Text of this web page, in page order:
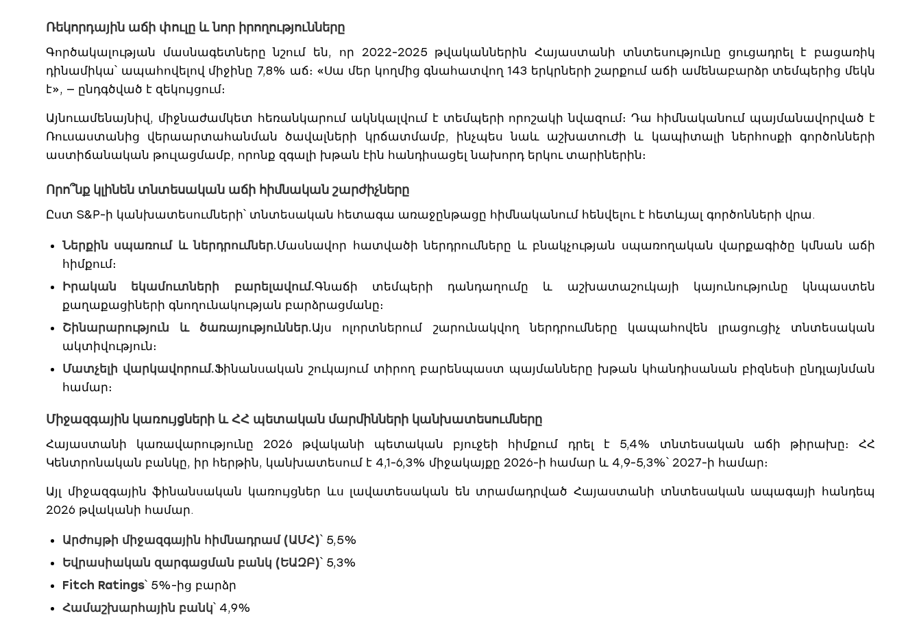
Ռեկորդային աճի փուլը և նոր իրողությունները
Գործակալության մասնագետները նշում են, որ 2022-2025 թվականներին Հայաստանի տնտեսությունը ցուցադրել է բացառիկ
դինամիկա՝ ապահովելով միջինը 7,8% աճ։ «Սա մեր կողմից գնահատվող 143 երկրների շարքում աճի ամենաբարձր տեմպերից մեկն
է», — ընդգծված է զեկույցում։
Այնուամենայնիվ, միջնաժամկետ հեռանկարում ակնկալվում է տեմպերի որոշակի նվազում։ Դա հիմնականում պայմանավորված է
Ռուսաստանից վերաարտահանման ծավալների կրճատմամբ, ինչպես նաև աշխատուժի և կապիտալի ներհոսքի գործոնների
աստիճանական թուլացմամբ, որոնք զգալի խթան էին հանդիսացել նախորդ երկու տարիներին։
Որո՞նք կլինեն տնտեսական աճի հիմնական շարժիչները
Ըստ S&P-ի կանխատեսումների՝ տնտեսական հետագա առաջընթացը հիմնականում հենվելու է հետևյալ գործոնների վրա.
Ներքին սպառում և ներդրումներ.Մասնավոր հատվածի ներդրումները և բնակչության սպառողական վարքագիծը կմնան աճի
հիմքում։
Իրական եկամուտների բարելավում.Գնաճի տեմպերի դանդաղումը և աշխատաշուկայի կայունությունը կնպաստեն
քաղաքացիների գնողունակության բարձրացմանը։
Շինարարություն և ծառայություններ.Այս ոլորտներում շարունակվող ներդրումները կապահովեն լրացուցիչ տնտեսական
ակտիվություն։
Մատչելի վարկավորում.Ֆինանսական շուկայում տիրող բարենպաստ պայմանները խթան կհանդիսանան բիզնեսի ընդլայնման
համար։
Միջազգային կառույցների և ՀՀ պետական մարմինների կանխատեսումները
Հայաստանի կառավարությունը 2026 թվականի պետական բյուջեի հիմքում դրել է 5,4% տնտեսական աճի թիրախը։ ՀՀ
Կենտրոնական բանկը, իր հերթին, կանխատեսում է 4,1-6,3% միջակայքը 2026-ի համար և 4,9-5,3%՝ 2027-ի համար։
Այլ միջազգային ֆինանսական կառույցներ ևս լավատեսական են տրամադրված Հայաստանի տնտեսական ապագայի հանդեպ
2026 թվականի համար.
Արժույթի միջազգային հիմնադրամ (ԱՄՀ)՝ 5,5%
Եվրասիական զարգացման բանկ (ԵԱԶԲ)՝ 5,3%
Fitch Ratings՝ 5%-ից բարձր
Համաշխարհային բանկ՝ 4,9%